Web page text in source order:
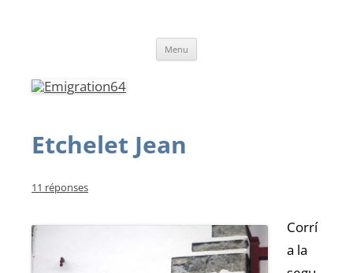
Menu
Etchelet Jean
11 réponses
Corrí
a la